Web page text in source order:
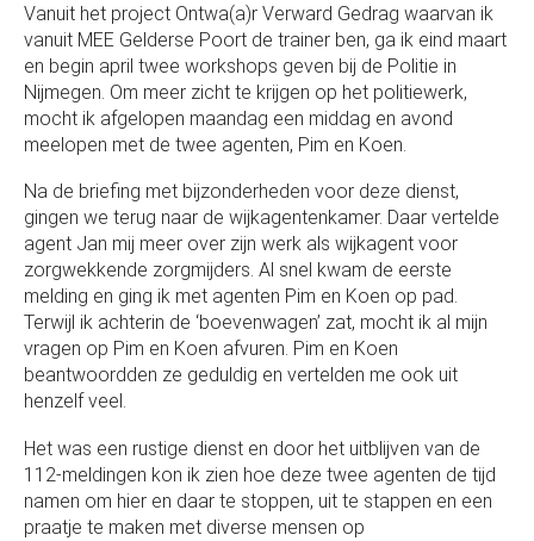
Vanuit het project Ontwa(a)r Verward Gedrag waarvan ik
vanuit MEE Gelderse Poort de trainer ben, ga ik eind maart
en begin april twee workshops geven bij de Politie in
Nijmegen. Om meer zicht te krijgen op het politiewerk,
mocht ik afgelopen maandag een middag en avond
meelopen met de twee agenten, Pim en Koen.
Na de briefing met bijzonderheden voor deze dienst,
gingen we terug naar de wijkagentenkamer. Daar vertelde
agent Jan mij meer over zijn werk als wijkagent voor
zorgwekkende zorgmijders. Al snel kwam de eerste
melding en ging ik met agenten Pim en Koen op pad.
Terwijl ik achterin de ‘boevenwagen’ zat, mocht ik al mijn
vragen op Pim en Koen afvuren. Pim en Koen
beantwoordden ze geduldig en vertelden me ook uit
henzelf veel.
Het was een rustige dienst en door het uitblijven van de
112-meldingen kon ik zien hoe deze twee agenten de tijd
namen om hier en daar te stoppen, uit te stappen en een
praatje te maken met diverse mensen op